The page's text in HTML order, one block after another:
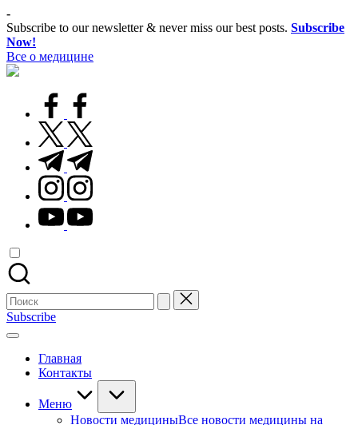
Перейти
к
содержимому
-
Subscribe to our newsletter & never miss our best posts. Subscribe
Now!
Все о медицине
Лечитесь
facebook.com
twitter.com
t.me
instagram.com
youtube.com
Поиск
для:
Subscribe
Главная
Контакты
Меню
Новости медициныВсе новости медицины на